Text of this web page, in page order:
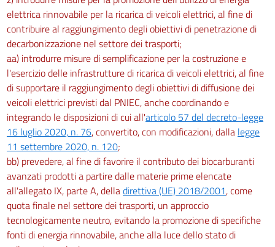
elettrica rinnovabile per la ricarica di veicoli elettrici, al fine di
contribuire al raggiungimento degli obiettivi di penetrazione di
decarbonizzazione nel settore dei trasporti;
aa) introdurre misure di semplificazione per la costruzione e
l'esercizio delle infrastrutture di ricarica di veicoli elettrici, al fine
di supportare il raggiungimento degli obiettivi di diffusione dei
veicoli elettrici previsti dal PNIEC, anche coordinando e
integrando le disposizioni di cui all'articolo 57 del decreto-legge
16 luglio 2020, n. 76, convertito, con modificazioni, dalla legge
11 settembre 2020, n. 120;
bb) prevedere, al fine di favorire il contributo dei biocarburanti
avanzati prodotti a partire dalle materie prime elencate
all'allegato IX, parte A, delladirettiva (UE) 2018/2001, come
quota finale nel settore dei trasporti, un approccio
tecnologicamente neutro, evitando la promozione di specifiche
fonti di energia rinnovabile, anche alla luce dello stato di